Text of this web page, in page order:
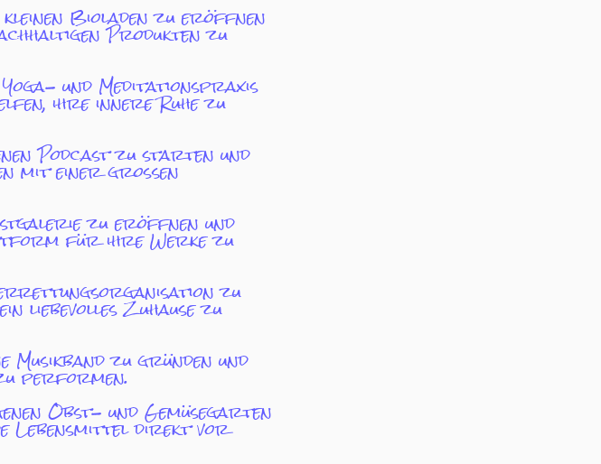
kleinen Bioladen zu eröffnen
Produkten zu
und Meditationspraxis
ihre innere Ruhe zu
Podcast zu starten und
mit einer großen
zu eröffnen und
für ihre Werke zu
zu
liebevolles Zuhause zu
Musikband zu gründen und
performen.
Obst- und Gemüsegarten
Lebensmittel direkt vor